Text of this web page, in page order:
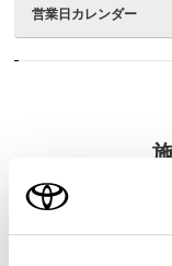
営業日カレンダー